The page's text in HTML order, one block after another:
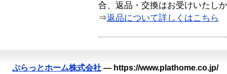
合、返品・交換はお受けいたし
⇒返品について詳しくはこちら
ぷらっとホーム株式会社 — https://www.plathome.co.jp/